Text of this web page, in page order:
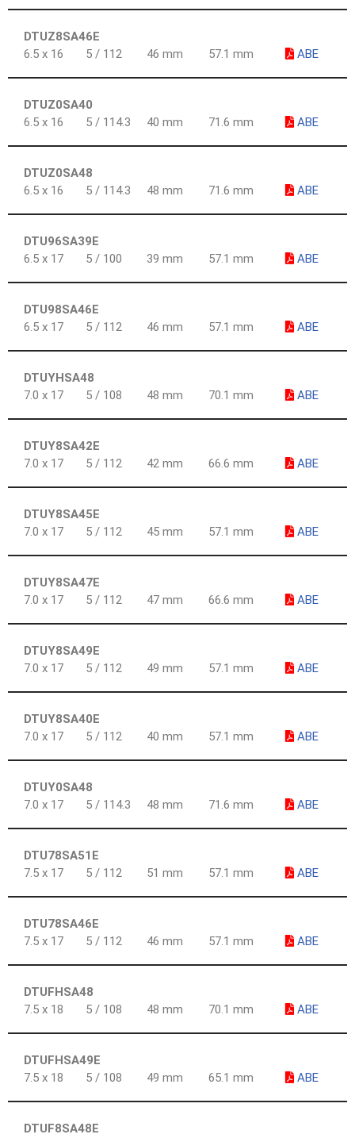
DTUZ8SA46E
6.5 x 16
5 / 112 46 mm 57.1 mm ABE
DTUZ0SA40
6.5 x 16
5 / 114.3 40 mm 71.6 mm ABE
DTUZ0SA48
6.5 x 16
5 / 114.3 48 mm 71.6 mm ABE
DTU96SA39E
6.5 x 17
5 / 100 39 mm 57.1 mm ABE
DTU98SA46E
6.5 x 17
5 / 112 46 mm 57.1 mm ABE
DTUYHSA48
7.0 x 17
5 / 108 48 mm 70.1 mm ABE
DTUY8SA42E
7.0 x 17
5 / 112 42 mm 66.6 mm ABE
DTUY8SA45E
7.0 x 17
5 / 112 45 mm 57.1 mm ABE
DTUY8SA47E
7.0 x 17
5 / 112 47 mm 66.6 mm ABE
DTUY8SA49E
7.0 x 17
5 / 112 49 mm 57.1 mm ABE
DTUY8SA40E
7.0 x 17
5 / 112 40 mm 57.1 mm ABE
DTUY0SA48
7.0 x 17
5 / 114.3 48 mm 71.6 mm ABE
DTU78SA51E
7.5 x 17
5 / 112 51 mm 57.1 mm ABE
DTU78SA46E
7.5 x 17
5 / 112 46 mm 57.1 mm ABE
DTUFHSA48
7.5 x 18
5 / 108 48 mm 70.1 mm ABE
DTUFHSA49E
7.5 x 18
5 / 108 49 mm 65.1 mm ABE
DTUF8SA48E